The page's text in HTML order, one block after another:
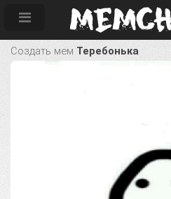
Создать мем Теребонька